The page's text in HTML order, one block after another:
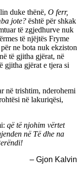
duke thënë, O ferr,
jote? është për shkak
të zgjedhurve nuk
të njëjtës Fryme
ne bota nuk ekziston
të gjitha gjërat, në
gjitha gjërat e tjera si
në trishtim, nderohemi
në lakuriqësi,
që të njohim vërtet
në Të dhe na
– Gjon Kalvin